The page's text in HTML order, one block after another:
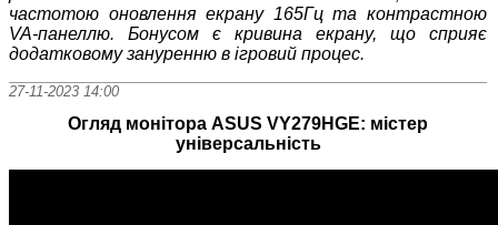
частотою оновлення екрану 165Гц та контрастною
VA-панеллю. Бонусом є кривина екрану, що сприяє
додатковому зануренню в ігровий процес.
27-11-2023 14:00
Огляд монітора ASUS VY279HGE: містер
універсальність